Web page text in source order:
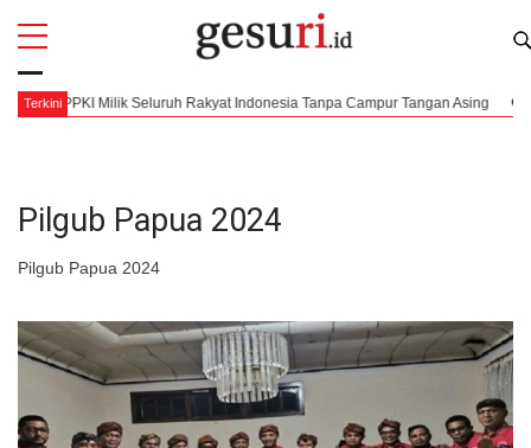
Terkini
PPKI Milik Seluruh Rakyat Indonesia Tanpa Campur Tangan Asing 7
Pilgub Papua 2024
Pilgub Papua 2024
All